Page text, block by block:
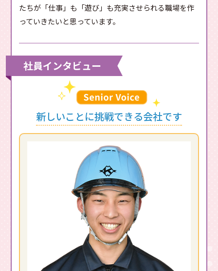
たちが「仕事」も「遊び」も充実させられる職場を作
っていきたいと思っています。
社員インタビュー
新しいことに挑戦できる会社です